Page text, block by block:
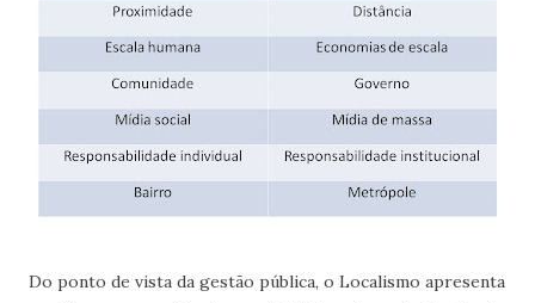
Do ponto de vista da gestão pública, o Localismo apresenta